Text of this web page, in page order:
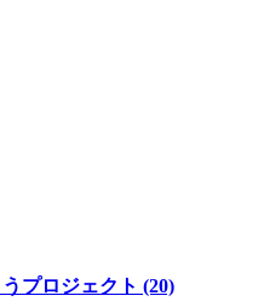
プロジェクト (20)